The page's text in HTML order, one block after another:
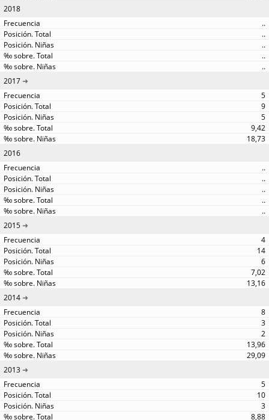
2018
..
..
..
..
..
2017
5
9
5
9,42
18,73
2016
..
..
..
..
..
2015
4
14
6
7,02
13,16
2014
8
3
2
13,96
29,09
2013
5
10
3
8,88